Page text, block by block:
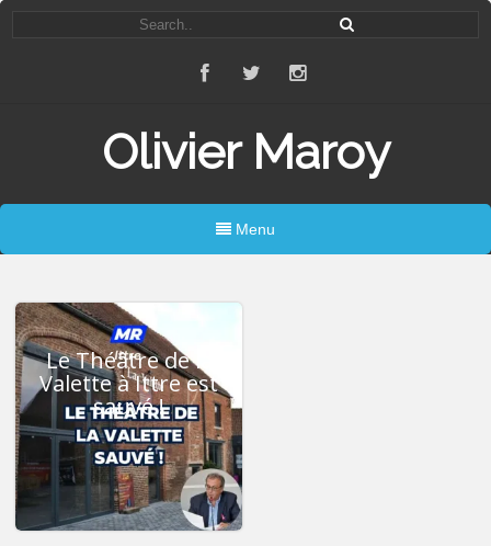
Olivier Maroy
Menu
Le Théâtre de la
Valette à Ittre est
sauvé !